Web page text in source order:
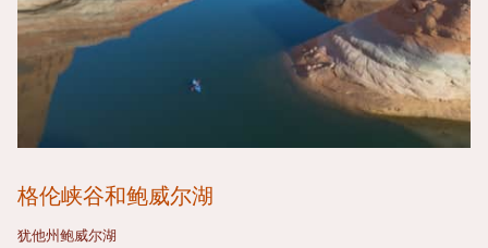
格伦峡谷和鲍威尔湖
犹他州鲍威尔湖